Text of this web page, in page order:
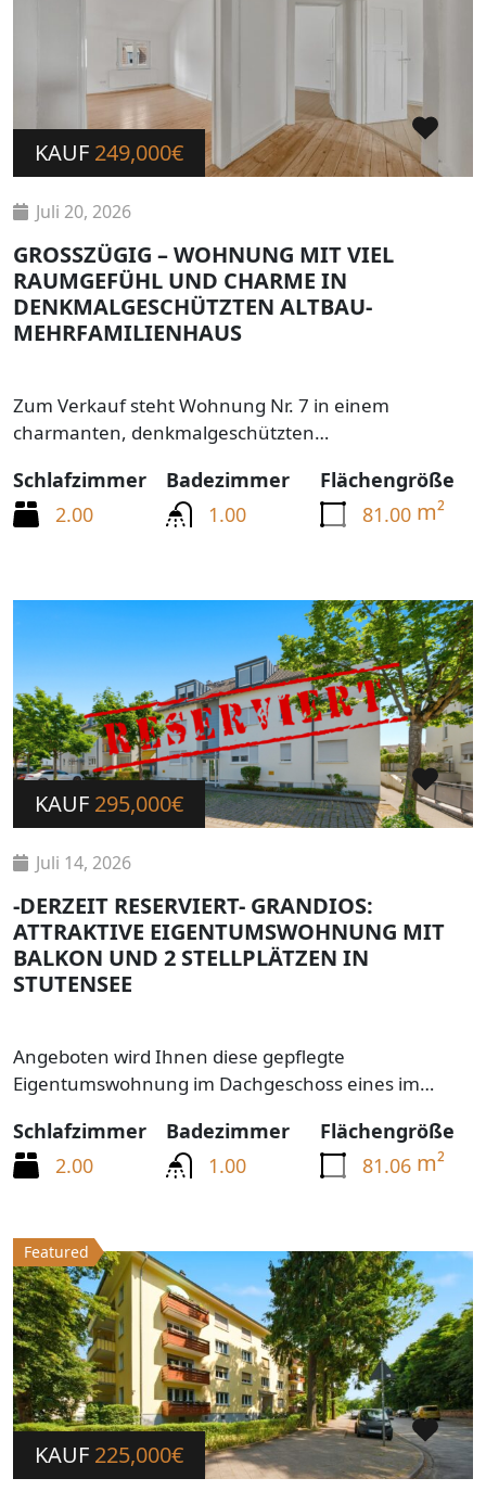
KAUF 249,000€
Juli 20, 2026
GROSSZÜGIG – WOHNUNG MIT VIEL
RAUMGEFÜHL UND CHARME IN
DENKMALGESCHÜTZTEN ALTBAU-
MEHRFAMILIENHAUS
Zum Verkauf steht Wohnung Nr. 7 in einem
charmanten, denkmalgeschützten…
Schlafzimmer
2.00
Badezimmer
1.00
Flächengröße
81.00 m²
KAUF 295,000€
Juli 14, 2026
-DERZEIT RESERVIERT- GRANDIOS:
ATTRAKTIVE EIGENTUMSWOHNUNG MIT
BALKON UND 2 STELLPLÄTZEN IN
STUTENSEE
Angeboten wird Ihnen diese gepflegte
Eigentumswohnung im Dachgeschoss eines im…
Schlafzimmer
2.00
Badezimmer
1.00
Flächengröße
81.06 m²
Featured
KAUF 225,000€